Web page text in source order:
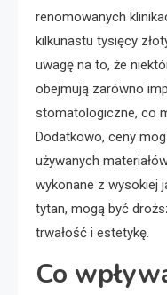
renomowanych
kilkunastu tysięcy
uwagę na to, że
obejmują zarówno
stomatologiczne, co
Dodatkowo, ceny
używanych
wykonane z wysokiej
tytan, mogą być
trwałość i estetykę.
Co